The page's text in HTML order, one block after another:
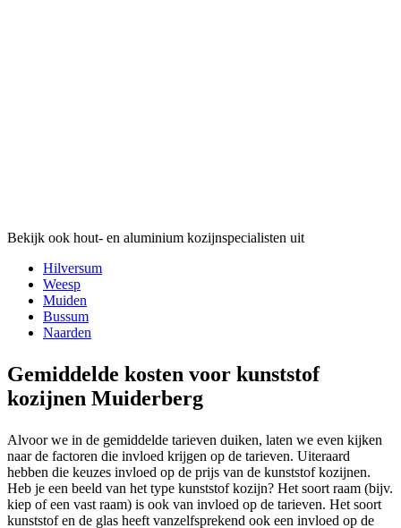
Bekijk ook hout- en aluminium kozijnspecialisten uit
Hilversum
Weesp
Muiden
Bussum
Naarden
Gemiddelde kosten voor kunststof
kozijnen Muiderberg
Alvoor we in de gemiddelde tarieven duiken, laten we even kijken
naar de factoren die invloed krijgen op de tarieven. Uiteraard
hebben die keuzes invloed op de prijs van de kunststof kozijnen.
Heb je een beeld van het type kunststof kozijn? Het soort raam (bijv.
kiep of een vast raam) is ook van invloed op de tarieven. Het soort
kunststof en de glas heeft vanzelfsprekend ook een invloed op de